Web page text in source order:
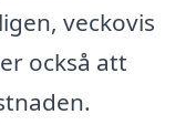
veckovis
också att